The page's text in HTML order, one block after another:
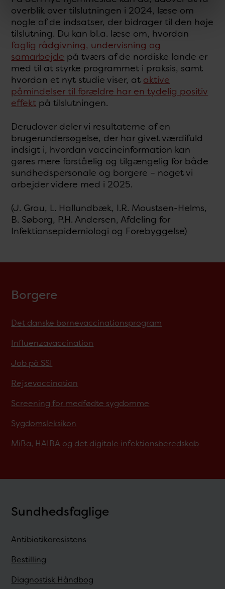
overblik over tilslutningen i 2024, læse om
nogle af de indsatser, der bidrager til den høje
tilslutning. Du kan bl.a. læse om, hvordan
faglig rådgivning, undervisning og
samarbejde på tværs af de nordiske lande er
med til at styrke programmet i praksis, samt
hvordan et nyt studie viser, at aktive
påmindelser til forældre har en tydelig positiv
effekt på tilslutningen.
Derudover deler vi resultaterne af en
brugerundersøgelse, der har givet værdifuld
indsigt i, hvordan vaccineinformation kan
gøres mere forståelig og tilgængelig for både
sundhedspersonale og borgere – noget vi
arbejder videre med i 2025.
(J. Grau, L. Hallundbæk, I.R. Moustsen-Helms,
B. Søborg, P.H. Andersen, Afdeling for
Infektionsepidemiologi og Forebyggelse)
Borgere
Det danske børnevaccinationsprogram
Influenzavaccination
Job på SSI
Rejsevaccination
Screening for medfødte sygdomme
Sygdomsleksikon
MiBa, HAIBA og det digitale infektionsberedskab
Sundhedsfaglige
Antibiotikaresistens
Bestilling
Diagnostisk Håndbog